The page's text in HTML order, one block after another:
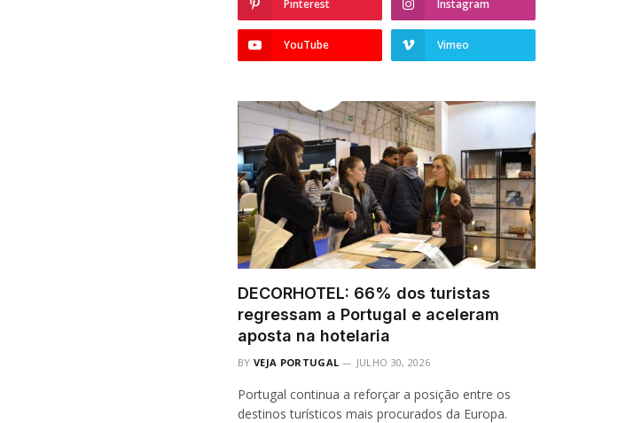
Pinterest Instagram
YouTube Vimeo
DECORHOTEL: 66% dos turistas
regressam a Portugal e aceleram
aposta na hotelaria
BY VEJA PORTUGAL JULHO 30, 2026
Portugal continua a reforçar a posição entre os
destinos turísticos mais procurados da Europa.